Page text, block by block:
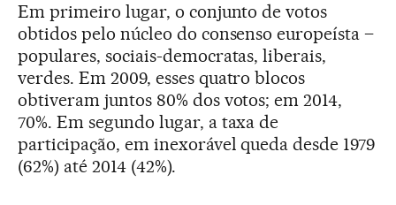
Em primeiro lugar, o conjunto de votos
obtidos pelo núcleo do consenso europeísta –
populares, sociais-democratas, liberais,
verdes. Em 2009, esses quatro blocos
obtiveram juntos 80% dos votos; em 2014,
70%. Em segundo lugar, a taxa de
participação, em inexorável queda desde 1979
(62%) até 2014 (42%).